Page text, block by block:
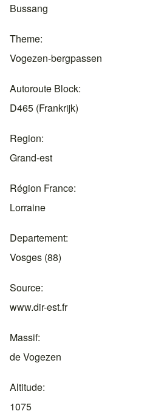
Bussang
Theme
Vogezen-bergpassen
Autoroute Block
D465 (Frankrijk)
Region
Grand-est
Région France
Lorraine
Departement
Vosges (88)
Source
www.dir-est.fr
Massif
de Vogezen
Altitude
1075